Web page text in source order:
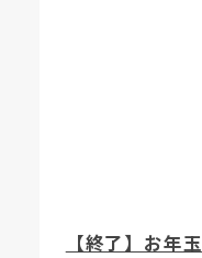
【終了】お年